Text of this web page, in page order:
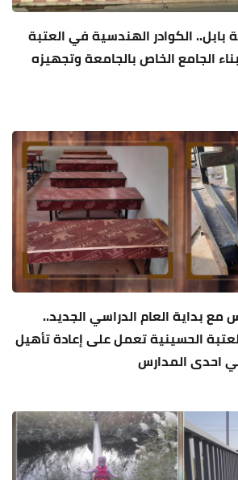
الكوادر الهندسية في العتبة
الجامع الخاص بالجامعة وتجهيزه
بداية العام الدراسي الجديد..
الحسينية تعمل على إعادة تأهيل
احدى المدارس